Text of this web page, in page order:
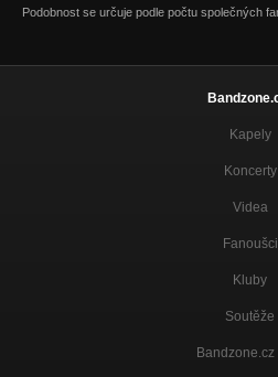
Nezařazeno
Nezařazeno
Podobnost se určuje podle počtu společných
Kapely
Koncerty
Videa
Fanoušci
Kluby
Soutěže
Bandzone.cz